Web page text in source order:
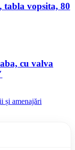
vopsita, 80
cu valva
și amenajări